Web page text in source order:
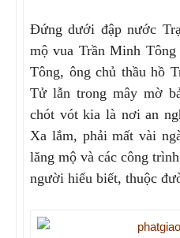
Đứng dưới đập nước
mộ vua Trần Minh
Tông, ông chủ thầu hồ
Tử lẫn trong mây mờ
chót vót kia là nơi an
Xa lắm, phải mất vài
lăng mộ và các công
người hiểu biết, thuộc